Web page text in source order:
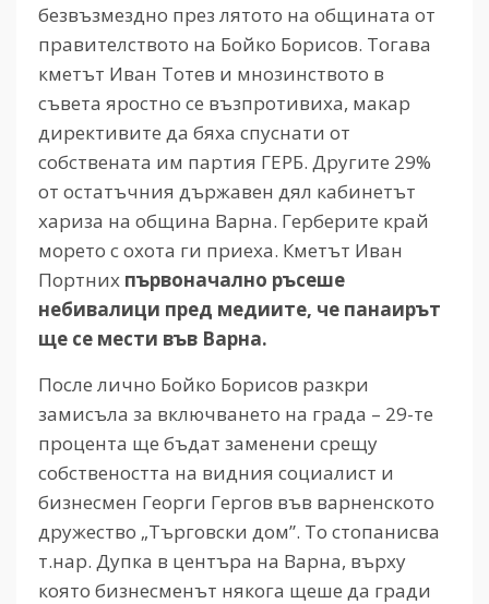
безвъзмездно през лятото на общината от
правителството на Бойко Борисов. Тогава
кметът Иван Тотев и мнозинството в
съвета яростно се възпротивиха, макар
директивите да бяха спуснати от
собствената им партия ГЕРБ. Другите 29%
от остатъчния държавен дял кабинетът
хариза на община Варна. Герберите край
морето с охота ги приеха. Кметът Иван
Портних първоначално ръсеше
небивалици пред медиите, че панаирът
ще се мести във Варна.
После лично Бойко Борисов разкри
замисъла за включването на града – 29-те
процента ще бъдат заменени срещу
собствеността на видния социалист и
бизнесмен Георги Гергов във варненското
дружество „Търговски дом”. То стопанисва
т.нар. Дупка в центъра на Варна, върху
която бизнесменът някога щеше да гради